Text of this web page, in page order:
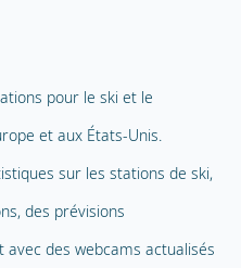
pour le ski et le